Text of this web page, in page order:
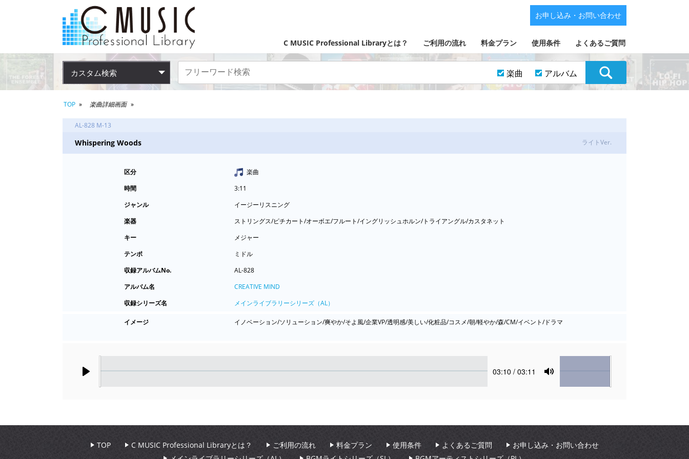
C MUSIC Professional Libraryとは？ ご利用の流れ 料金プラン 使用条件 よくあるご質問
お申し込み・お問い合わせ
カスタム検索 楽曲 アルバム
TOP 楽曲詳細画面
AL-828 M-13
Whispering Woods ライトVer.
区分
楽曲
時間
3:11
ジャンル
イージーリスニング
楽器
ストリングス/ピチカート/オーボエ/フルート/イングリッシュホルン/トライアングル/カスタネット
キー
メジャー
テンポ
ミドル
収録アルバムNo.
AL-828
アルバム名
CREATIVE MIND
収録シリーズ名
メインライブラリーシリーズ（AL）
イメージ イノベーション/ソリューション/爽やか/そよ風/企業VP/透明感/美しい/化粧品/コスメ/朝/軽やか/森/CM/イベント/ドラマ
Current
03:10 / 03:11
Mute
Volume
TOP C MUSIC Professional Libraryとは？ ご利用の流れ 料金プラン 使用条件 よくあるご質問
お申し込み・お問い合わせ